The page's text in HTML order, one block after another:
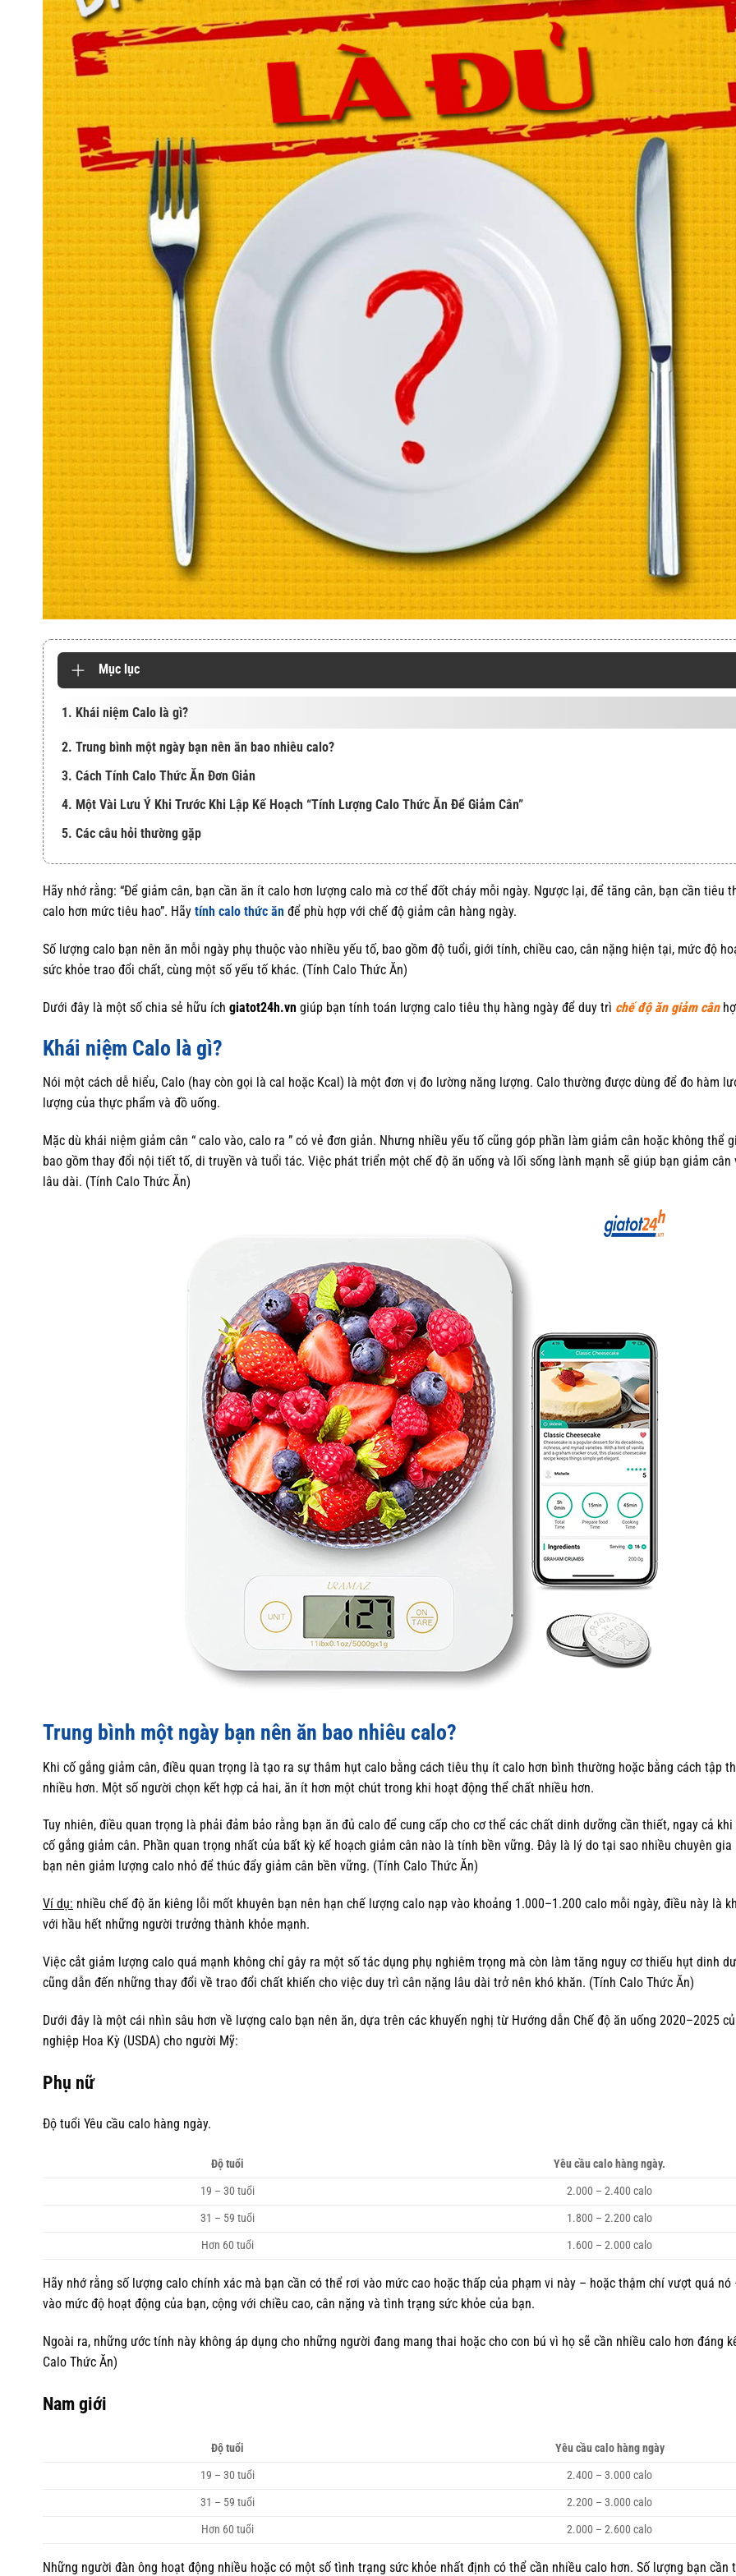
Mục lục
1. Khái niệm Calo là gì?
2. Trung bình một ngày bạn nên ăn bao nhiêu calo?
3. Cách Tính Calo Thức Ăn Đơn Giản
4. Một Vài Lưu Ý Khi Trước Khi Lập Kế Hoạch “Tính Lượng Calo Thức Ăn Để Giảm Cân”
5. Các câu hỏi thường gặp
Hãy nhớ rằng: “Để giảm cân, bạn cần ăn ít calo hơn lượng calo mà cơ thể đốt cháy mỗi ngày. Ngược lại, để tăng cân, bạn cần tiêu
calo hơn mức tiêu hao”. Hãy tính calo thức ăn để phù hợp với chế độ giảm cân hàng ngày.
Số lượng calo bạn nên ăn mỗi ngày phụ thuộc vào nhiều yếu tố, bao gồm độ tuổi, giới tính, chiều cao, cân nặng hiện tại, mức độ
sức khỏe trao đổi chất, cùng một số yếu tố khác. (Tính Calo Thức Ăn)
Dưới đây là một số chia sẻ hữu ích giatot24h.vn giúp bạn tính toán lượng calo tiêu thụ hàng ngày để duy trì chế độ ăn giảm cân
Khái niệm Calo là gì?
Nói một cách dễ hiểu, Calo (hay còn gọi là cal hoặc Kcal) là một đơn vị đo lường năng lượng. Calo thường được dùng để đo hàm
lượng của thực phẩm và đồ uống.
Mặc dù khái niệm giảm cân “ calo vào, calo ra ” có vẻ đơn giản. Nhưng nhiều yếu tố cũng góp phần làm giảm cân hoặc không thể
bao gồm thay đổi nội tiết tố, di truyền và tuổi tác. Việc phát triển một chế độ ăn uống và lối sống lành mạnh sẽ giúp bạn giảm cân
lâu dài. (Tính Calo Thức Ăn)
Trung bình một ngày bạn nên ăn bao nhiêu calo?
Khi cố gắng giảm cân, điều quan trọng là tạo ra sự thâm hụt calo bằng cách tiêu thụ ít calo hơn bình thường hoặc bằng cách tập
nhiều hơn. Một số người chọn kết hợp cả hai, ăn ít hơn một chút trong khi hoạt động thể chất nhiều hơn.
Tuy nhiên, điều quan trọng là phải đảm bảo rằng bạn ăn đủ calo để cung cấp cho cơ thể các chất dinh dưỡng cần thiết, ngay cả khi
cố gắng giảm cân. Phần quan trọng nhất của bất kỳ kế hoạch giảm cân nào là tính bền vững. Đây là lý do tại sao nhiều chuyên gia
bạn nên giảm lượng calo nhỏ để thúc đẩy giảm cân bền vững. (Tính Calo Thức Ăn)
Ví dụ: nhiều chế độ ăn kiêng lỗi mốt khuyên bạn nên hạn chế lượng calo nạp vào khoảng 1.000–1.200 calo mỗi ngày, điều này là
với hầu hết những người trưởng thành khỏe mạnh.
Việc cắt giảm lượng calo quá mạnh không chỉ gây ra một số tác dụng phụ nghiêm trọng mà còn làm tăng nguy cơ thiếu hụt dinh
cũng dẫn đến những thay đổi về trao đổi chất khiến cho việc duy trì cân nặng lâu dài trở nên khó khăn. (Tính Calo Thức Ăn)
Dưới đây là một cái nhìn sâu hơn về lượng calo bạn nên ăn, dựa trên các khuyến nghị từ Hướng dẫn Chế độ ăn uống 2020–2025
nghiệp Hoa Kỳ (USDA) cho người Mỹ:
Phụ nữ
Độ tuổi Yêu cầu calo hàng ngày.
Độ tuổi
Yêu cầu calo hàng ngày.
19 – 30 tuổi
2.000 – 2.400 calo
31 – 59 tuổi
1.800 – 2.200 calo
Hơn 60 tuổi
1.600 – 2.000 calo
Hãy nhớ rằng số lượng calo chính xác mà bạn cần có thể rơi vào mức cao hoặc thấp của phạm vi này – hoặc thậm chí vượt quá
vào mức độ hoạt động của bạn, cộng với chiều cao, cân nặng và tình trạng sức khỏe của bạn.
Ngoài ra, những ước tính này không áp dụng cho những người đang mang thai hoặc cho con bú vì họ sẽ cần nhiều calo hơn đáng
Calo Thức Ăn)
Nam giới
Độ tuổi
Yêu cầu calo hàng ngày
19 – 30 tuổi
2.400 – 3.000 calo
31 – 59 tuổi
2.200 – 3.000 calo
Hơn 60 tuổi
2.000 – 2.600 calo
Những người đàn ông hoạt động nhiều hoặc có một số tình trạng sức khỏe nhất định có thể cần nhiều calo hơn. Số lượng bạn cần